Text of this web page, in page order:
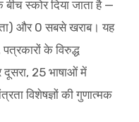
स्कोर दिया जाता है —
और 0 सबसे खराब। यह
के विरुद्ध
दूसरा, 25 भाषाओं में
विशेषज्ञों की गुणात्मक